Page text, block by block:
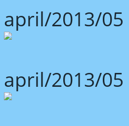
april/2013/05
april/2013/05